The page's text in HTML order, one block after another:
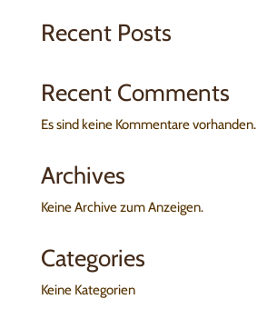
Recent Posts
Recent Comments
Es sind keine Kommentare vorhanden.
Archives
Keine Archive zum Anzeigen.
Categories
Keine Kategorien